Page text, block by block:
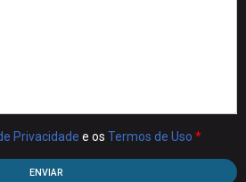
Privacidade e os Termos de Uso *
ENVIAR